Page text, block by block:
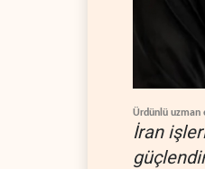
Ürdünlü uzman
İran